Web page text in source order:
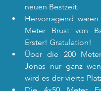
neuen Bestzeit.
Hervorragend
Meter Brust von
Erster! Gratulation!
Über die 200
Jonas nur ganz
wird es der vierte